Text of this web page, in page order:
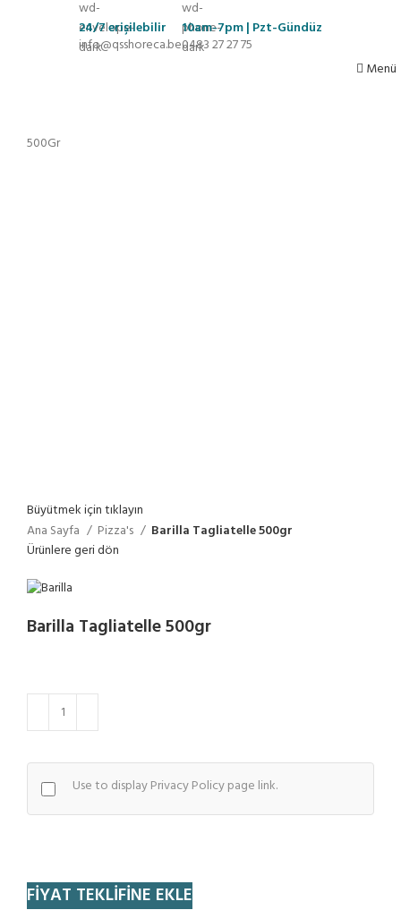
24/7erişilebilir
info@qsshoreca.be
10am-7pm | Pzt-Gündüz
0483 27 27 75
Menü
500Gr
Büyütmek için tıklayın
Ana Sayfa
Pizza's
Barilla Tagliatelle 500gr
Ürünlere geri dön
Barilla Tagliatelle 500gr
Use to display Privacy Policy page link.
FIYAT TEKLIFINE EKLE